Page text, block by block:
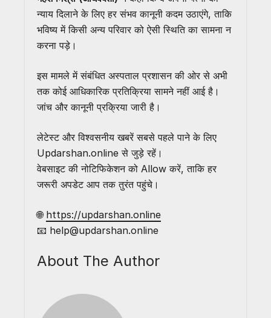
न्याय दिलाने के लिए हर संभव कानूनी कदम उठाएंगे, ताकि
भविष्य में किसी अन्य परिवार को ऐसी स्थिति का सामना न
करना पड़े।
इस मामले में संबंधित अस्पताल प्रशासन की ओर से अभी
तक कोई आधिकारिक प्रतिक्रिया सामने नहीं आई है।
जांच और कानूनी प्रक्रिया जारी है।
लेटेस्ट और विश्वसनीय खबरें सबसे पहले पाने के लिए
Updarshan.online से जुड़े रहें।
वेबसाइट की नोटिफिकेशन को Allow करें, ताकि हर
जरूरी अपडेट आप तक तुरंत पहुंचे।
🌐 https://updarshan.online
📧 help@updarshan.online
About The Author